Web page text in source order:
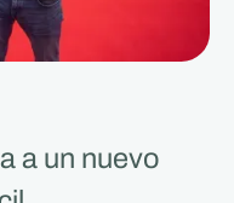
a un nuevo